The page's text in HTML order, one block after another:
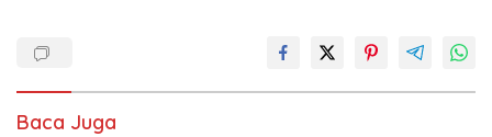
Baca Juga